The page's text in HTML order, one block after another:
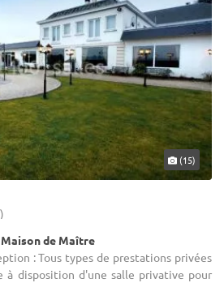
(15)
de Maître
: Tous types de prestations privées
à disposition d'une salle privative pour